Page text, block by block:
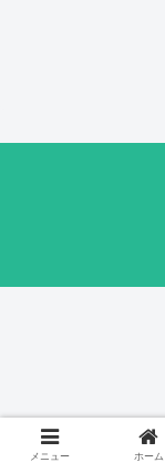
メニュー ホーム